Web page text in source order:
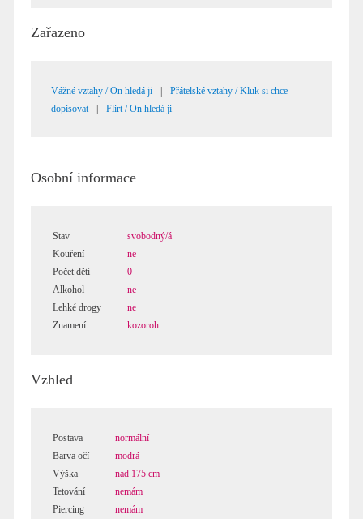
Zařazeno
Vážné vztahy / On hledá ji
Přátelské vztahy / Kluk si chce
dopisovat
Flirt / On hledá ji
Osobní informace
Stav
svobodný/á
Kouření
ne
Počet dětí
0
Alkohol
ne
Lehké drogy
ne
Znamení
kozoroh
Vzhled
Postava
normální
Barva očí
modrá
Výška
nad 175 cm
Tetování
nemám
Piercing
nemám